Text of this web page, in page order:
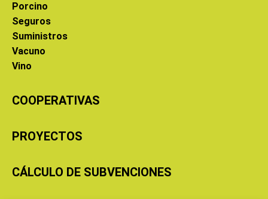
Porcino
Seguros
Suministros
Vacuno
Vino
COOPERATIVAS
PROYECTOS
CÁLCULO DE SUBVENCIONES